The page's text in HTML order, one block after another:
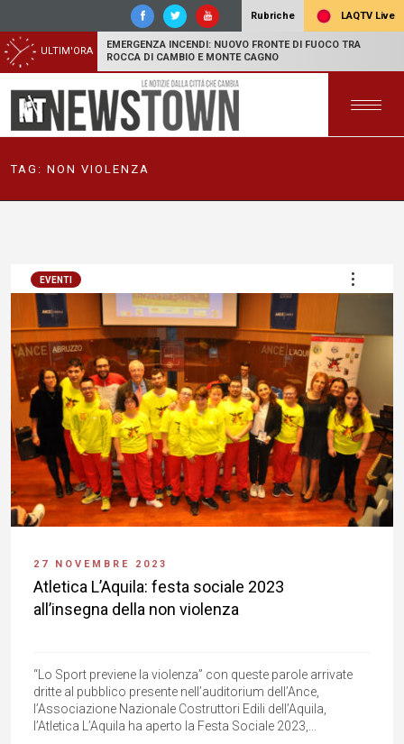
Rubriche LAQTV Live
ULTIM'ORA
EMERGENZA INCENDI: NUOVO FRONTE DI FUOCO TRA
ROCCA DI CAMBIO E MONTE CAGNO
TAG: NON VIOLENZA
EVENTI
27 NOVEMBRE 2023
Atletica L’Aquila: festa sociale 2023
all’insegna della non violenza
“Lo Sport previene la violenza” con queste parole arrivate
dritte al pubblico presente nell’auditorium dell’Ance,
l’Associazione Nazionale Costruttori Edili dell’Aquila,
l’Atletica L’Aquila ha aperto la Festa Sociale 2023,...